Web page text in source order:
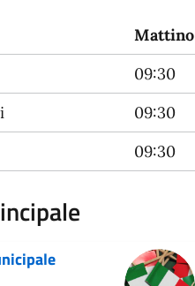
Mattino
09:30
09:30
09:30